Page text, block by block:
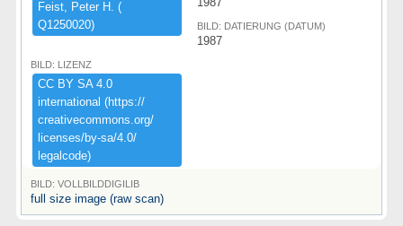
Feist,​ ​Peter ​H.​ ​(​
Q1250020)​
BILD: DATIERUNG (DATUM)
1987
BILD: LIZENZ
CC ​BY ​SA ​4.​0 ​
international ​(​https:​/​/​
creativecommons.​org/​
licenses/​by-​sa/​4.​0/​
legalcode)​
BILD: VOLLBILDDIGILIB
full size image (raw scan)